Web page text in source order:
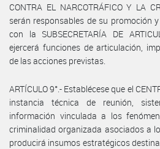
CONTRA EL NARCOTRÁFICO Y LA
serán responsables de su promoción
con la SUBSECRETARÍA DE
ejercerá funciones de articulación,
de las acciones previstas.
ARTÍCULO 9°.- Establécese que el
instancia técnica de reunión,
información vinculada a los
criminalidad organizada asociados a
producirá insumos estratégicos